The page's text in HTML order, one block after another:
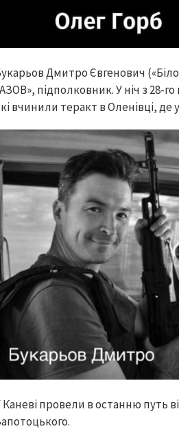
Дмитро Євгенович
підполковник. У ніч з 28-
вчинили теракт в Оленівці,
Каневі провели в останню путь